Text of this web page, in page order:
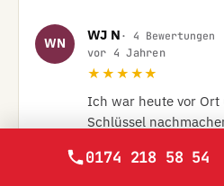
WN
WJ N · 4 Bewertungen
vor 4 Jahren
★★★★★
Ich war heute vor Ort
Schlüssel
zulassen.
0174 218 58 54